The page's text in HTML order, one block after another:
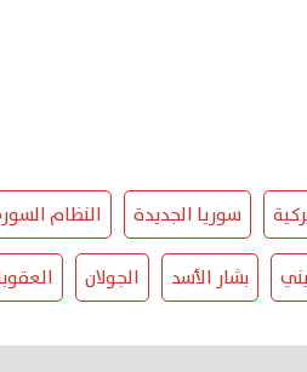
سوريا الجديدة النظام
بشار الأسد الجولان